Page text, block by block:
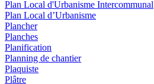
Plan Local d'Urbanisme Intercommunal
Plan Local d’Urbanisme
Plancher
Planches
Planification
Planning de chantier
Plaquiste
Plâtre